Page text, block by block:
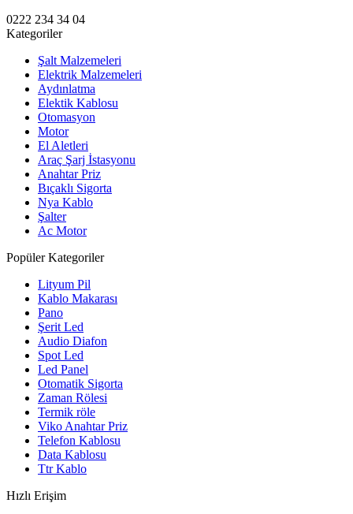
0222 234 34 04
Kategoriler
Şalt Malzemeleri
Elektrik Malzemeleri
Aydınlatma
Elektik Kablosu
Otomasyon
Motor
El Aletleri
Araç Şarj İstasyonu
Anahtar Priz
Bıçaklı Sigorta
Nya Kablo
Şalter
Ac Motor
Popüler Kategoriler
Lityum Pil
Kablo Makarası
Pano
Şerit Led
Audio Diafon
Spot Led
Led Panel
Otomatik Sigorta
Zaman Rölesi
Termik röle
Viko Anahtar Priz
Telefon Kablosu
Data Kablosu
Ttr Kablo
Hızlı Erişim